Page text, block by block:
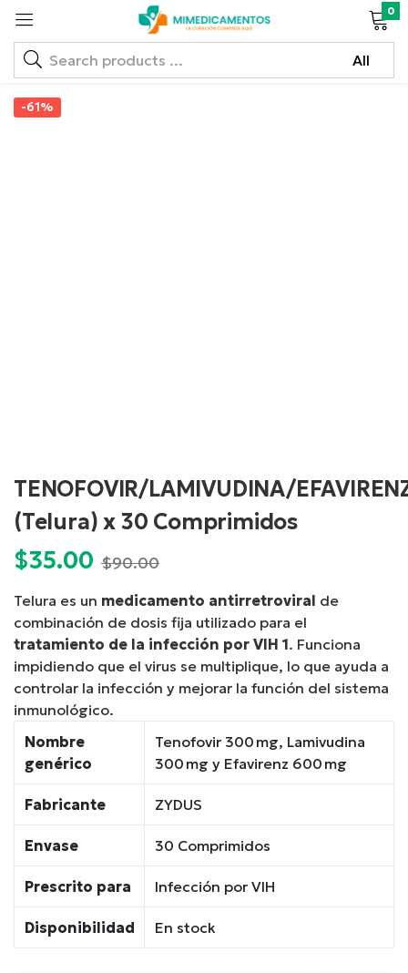
0
-61%
TENOFOVIR/LAMIVUDINA/
(Telura) x 30 Comprimidos
$35.00 Current
is:
$35.00.
$90.00Original
was:
$90.00.
Telura es un medicamento antirretroviral de
combinación de dosis fija utilizado para el
tratamiento de la infección por VIH 1. Funciona
impidiendo que el virus se multiplique, lo que ayuda a
controlar la infección y mejorar la función del sistema
inmunológico.
Nombre
genérico
Tenofovir 300 mg, Lamivudina
300 mg y Efavirenz 600 mg
Fabricante ZYDUS
Envase 30 Comprimidos
Prescrito para Infección por VIH
Disponibilidad En stock